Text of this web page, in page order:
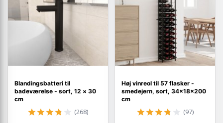
Blandingsbatteri til
badeværelse - sort, 12 × 30
cm
(268)
Høj vinreol til 57 flasker -
smedejern, sort, 34×18×200
cm
(97)